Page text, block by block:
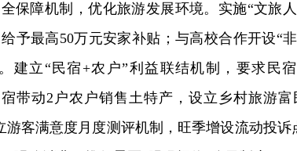
全保障机制，优化旅游发展环境。实施“文旅
予最高50万元安家补贴；与高校合作开设“
建立“民宿+农户”利益联结机制，要求民
带动2户农户销售土特产，设立乡村旅游
游客满意度月度测评机制，旺季增设流动投